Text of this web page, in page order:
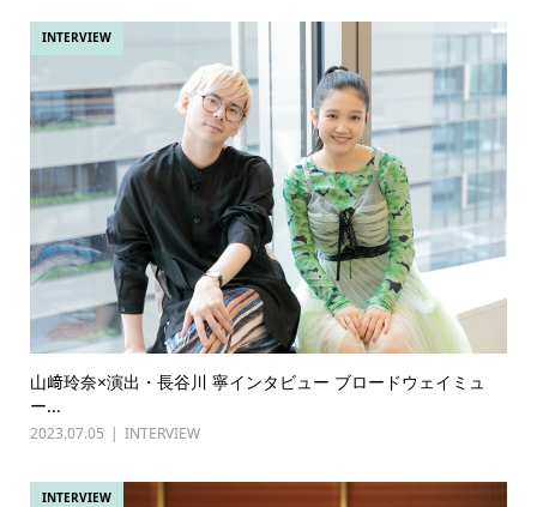
INTERVIEW
山﨑玲奈×演出・長谷川 寧インタビュー ブロードウェイミュ
ー...
2023.07.05 INTERVIEW
INTERVIEW